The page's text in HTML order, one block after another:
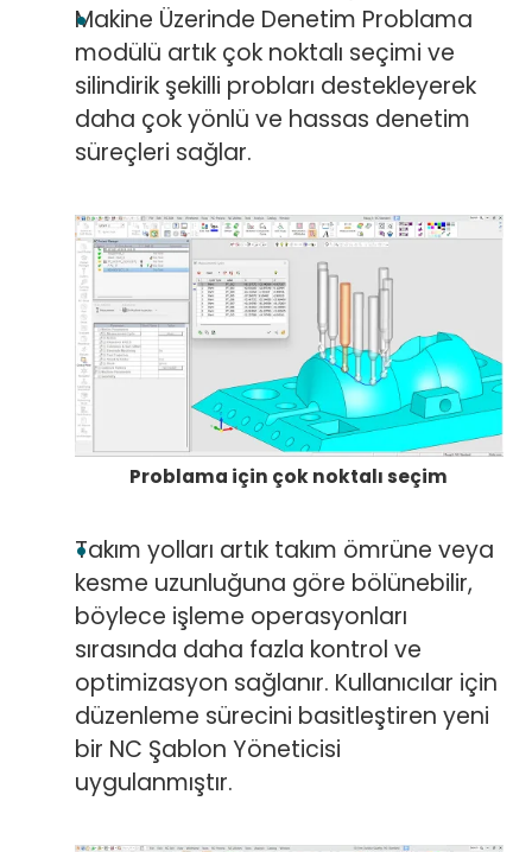
Makine Üzerinde Denetim Problama
modülü artık çok noktalı seçimi ve
silindirik şekilli probları destekleyerek
daha çok yönlü ve hassas denetim
süreçleri sağlar.
Problama için çok noktalı seçim
Takım yolları artık takım ömrüne veya
kesme uzunluğuna göre bölünebilir,
böylece işleme operasyonları
sırasında daha fazla kontrol ve
optimizasyon sağlanır. Kullanıcılar için
düzenleme sürecini basitleştiren yeni
bir NC Şablon Yöneticisi
uygulanmıştır.